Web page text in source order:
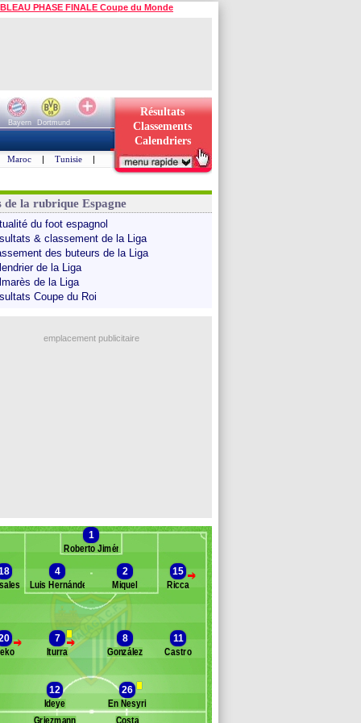
PHASE FINALE Coupe du Monde
Bayern
Dortmund
Résultats
Classements
Calendriers
Maroc | Tunisie |
de la rubrique Espagne
du foot espagnol
& classement de la Liga
des buteurs de la Liga
de la Liga
de la Liga
Coupe du Roi
emplacement publicitaire
Banc des remplaçants Malaga
González
1
Roberto Jiménez
4
Luis Hernández
2
Miquel
>
15
Ricca
> >
7
Iturra
8
González
11
Castro
12
Ideye
26
En Nesyri
Costa
Griezmann